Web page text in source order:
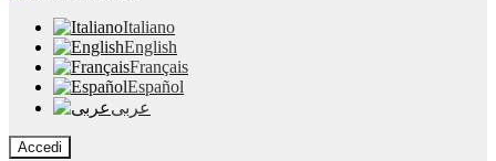
Italiano
English
Français
Español
عربى
Accedi